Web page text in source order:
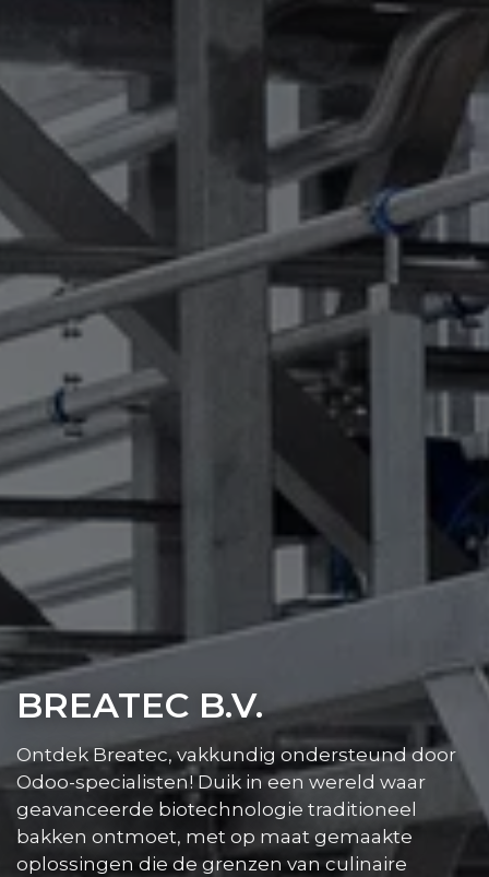
BREATEC B.V.
Ontdek Breatec, vakkundig ondersteund door
Odoo-specialisten! Duik in een wereld waar
geavanceerde biotechnologie traditioneel
bakken ontmoet, met op maat gemaakte
oplossingen die de grenzen van culinaire